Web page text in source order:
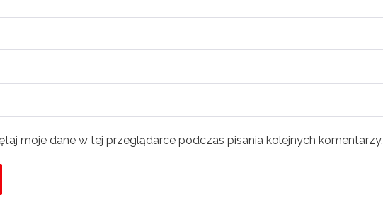
moje dane w tej przeglądarce podczas pisania kolejnych komentarzy.